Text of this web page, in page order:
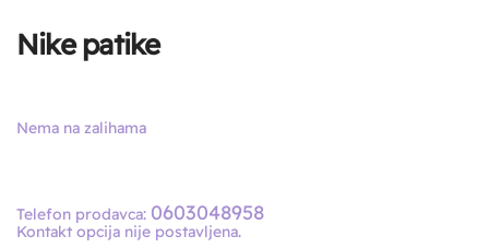
Nike patike
Nema na zalihama
Telefon prodavca: 0603048958
Kontakt opcija nije postavljena.